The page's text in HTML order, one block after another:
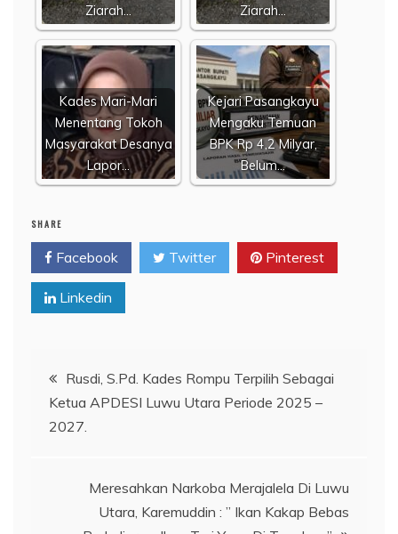
Ziarah…
Ziarah…
Kades Mari-Mari
Menentang Tokoh
Masyarakat Desanya
Lapor…
Kejari Pasangkayu
Mengaku Temuan
BPK Rp 4,2 Milyar,
Belum…
SHARE
Facebook Twitter Pinterest
Linkedin
Navigasi
pos
Rusdi, S.Pd. Kades Rompu Terpilih Sebagai
Ketua APDESI Luwu Utara Periode 2025 –
2027.
Meresahkan Narkoba Merajalela Di Luwu
Utara, Karemuddin : ” Ikan Kakap Bebas